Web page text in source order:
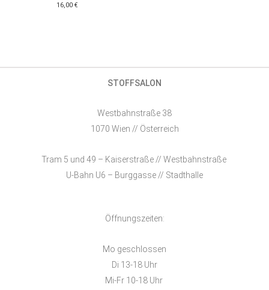
16,00 €
STOFFSALON
Westbahnstraße 38
1070 Wien // Österreich
Tram 5 und 49 – Kaiserstraße // Westbahnstraße
U-Bahn U6 – Burggasse // Stadthalle
Öffnungszeiten:
Mo geschlossen
Di 13-18 Uhr
Mi-Fr 10-18 Uhr